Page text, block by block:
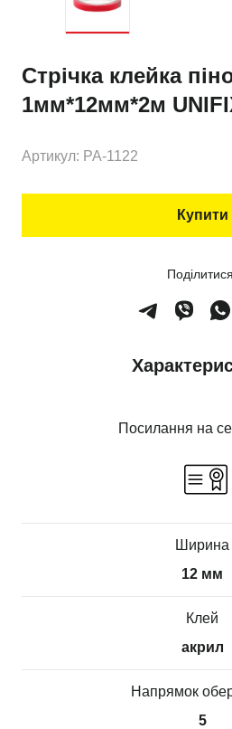
Стрічка клейка
1мм*12мм*2м
Артикул: PA-1122
Купити
Посилання на
Ширина
12 мм
Клей
акрил
Напрямок
5